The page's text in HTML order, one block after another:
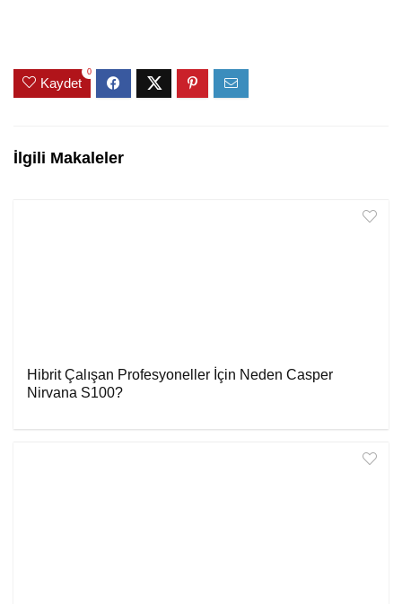
Kaydet
0
İlgili Makaleler
Hibrit Çalışan Profesyoneller İçin Neden Casper
Nirvana S100?